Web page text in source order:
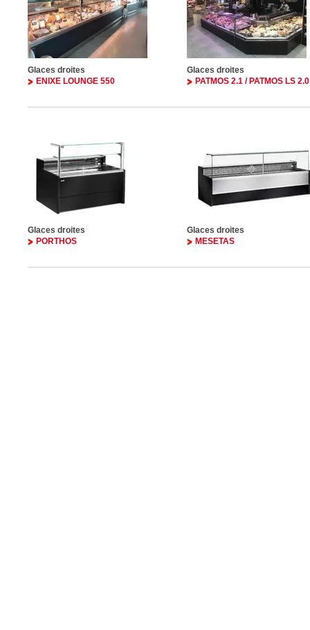
Glaces droites
ENIXE LOUNGE 550
Glaces droites
PATMOS 2.1 / PATMOS LS 2.0
Glaces droites
PORTHOS
Glaces droites
MESETAS